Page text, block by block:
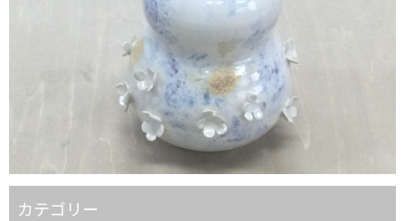
カテゴリー